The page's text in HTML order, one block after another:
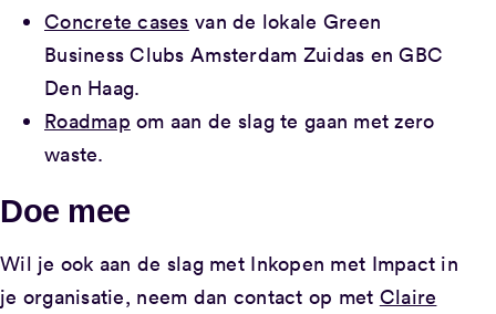
Concrete cases van de lokale Green
Business Clubs Amsterdam Zuidas en GBC
Den Haag.
Roadmap om aan de slag te gaan met zero
waste.
Doe mee
Wil je ook aan de slag met Inkopen met Impact in
je organisatie, neem dan contact op met Claire